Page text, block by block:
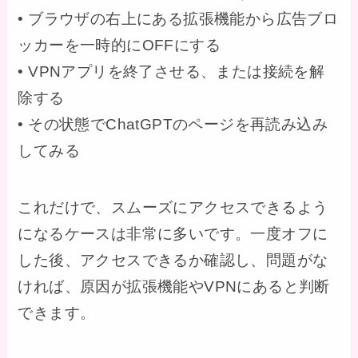
• ブラウザの右上にある拡張機能から広告ブロ
ッカーを一時的にOFFにする
• VPNアプリを終了させる、または接続を解
除する
• その状態でChatGPTのページを再読み込み
してみる
これだけで、スムーズにアクセスできるよう
になるケースは非常に多いです。一度オフに
した後、アクセスできるか確認し、問題がな
ければ、原因が拡張機能やVPNにあると判断
できます。